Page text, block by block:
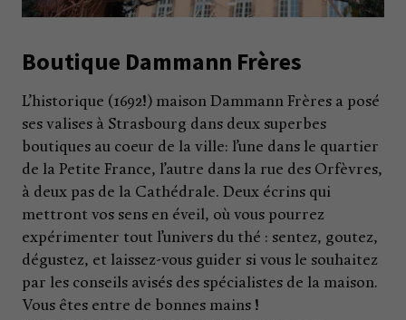
Boutique Dammann Frères
L’historique (1692!) maison Dammann Frères a posé
ses valises à Strasbourg dans deux superbes
boutiques au coeur de la ville: l’une dans le quartier
de la Petite France, l’autre dans la rue des Orfèvres,
à deux pas de la Cathédrale. Deux écrins qui
mettront vos sens en éveil, où vous pourrez
expérimenter tout l’univers du thé : sentez, goutez,
dégustez, et laissez-vous guider si vous le souhaitez
par les conseils avisés des spécialistes de la maison.
Vous êtes entre de bonnes mains !